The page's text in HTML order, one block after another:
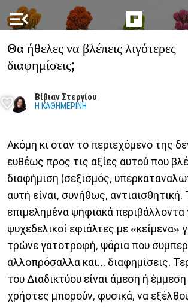
menu_open
Θα ήθελες να βλέπεις λιγότερες
διαφημίσεις;
Βίβιαν Στεργίου
Η ΚΑΘΗΜΕΡΙΝΗ
Ακόμη κι όταν το περιεχόμενό της
ευθέως προς τις αξίες αυτού που
διαφήμιση (σεξισμός,
αυτή είναι, συνήθως, αντιαισθητική.
επιμελημένα ψηφιακά περιβάλλοντα
ψυχεδελικοί εφιάλτες με «κείμενα»
τρώνε γατοτροφή, ψάρια που
αλλοπρόσαλλα και… διαφημίσεις.
του Διαδικτύου είναι άμεση ή
χρήστες μπορούν, φυσικά, να